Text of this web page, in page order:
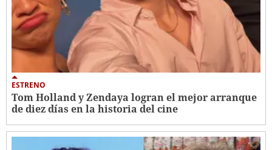
ESTRENO
Tom Holland y Zendaya logran el mejor arranque
de diez días en la historia del cine